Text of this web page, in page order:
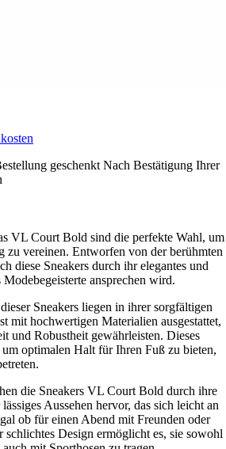
geschenkt Nach Bestätigung Ihrer
VL Court Bold sind die perfekte Wahl, um
vereinen. Entworfen von der berühmten
diese Sneakers durch ihr elegantes und
ansprechen wird.
Sneakers liegen in ihrer sorgfältigen
mit hochwertigen Materialien ausgestattet,
und Robustheit gewährleisten. Dieses
optimalen Halt für Ihren Fuß zu bieten,
die Sneakers VL Court Bold durch ihre
Aussehen hervor, das sich leicht an
ob für einen Abend mit Freunden oder
schlichtes Design ermöglicht es, sie sowohl